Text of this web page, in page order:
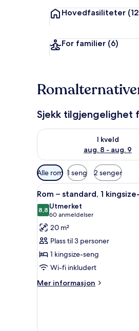
Hovedfasiliteter
For familier (6)
Sjekk tilgjengelighet
I kveld
aug. 8 - aug. 9
Sjekk tilgjengelighet for i
Tilgjengelige
filtre
for
rom
Alle rom 1 seng 2 senger
Åpne
alle
bildene
av
Rom
–
standard,
1
kingsize-
4
Rom – standard, 1
8,88,8 av 10
Utmerket
60 anmeldelser
(60
anmeldelser)
20 m²
Plass til 3 personer
1 kingsize-seng
Wi-fi inkludert
Mer informasjon
Mer
standard,